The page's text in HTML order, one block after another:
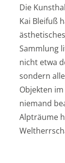
Die
Kai Bleifuß
Sammlung
nicht etwa
sondern
Objekten
niemand
Alpträume